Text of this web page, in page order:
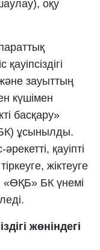
оқу
зауыттың
күшімен
басқару»
ұсынылды.
қауіпті
жіктеуге
«ӨҚБ» БК үнемі
жөніндегі